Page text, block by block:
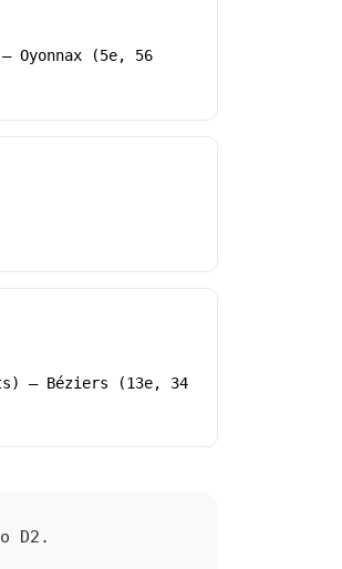
Oyonnax (5e, 56
– Béziers (13e, 34
D2.